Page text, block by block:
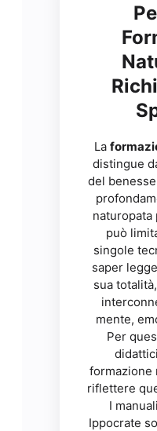
La
distingue
del
naturopata
può
singole
saper
sua
mente,
Per
formazione
riflettere
I
Ippocrate